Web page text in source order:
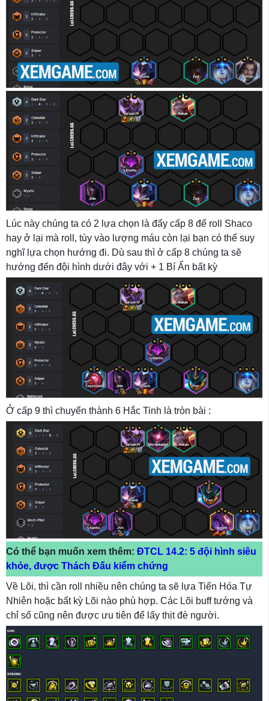
Lúc này chúng ta có 2 lựa chọn là đẩy cấp 8 để roll Shaco
hay ở lại mà roll, tùy vào lượng máu còn lại bạn có thể suy
nghĩ lựa chọn hướng đi. Dù sau thì ở cấp 8 chúng ta sẽ
hướng đến đội hình dưới đây với + 1 Bí Ẩn bất kỳ
Ở cấp 9 thì chuyển thành 6 Hắc Tinh là tròn bài :
Có thể bạn muốn xem thêm: ĐTCL 14.2: 5 đội hình siêu
khỏe, được Thách Đấu kiểm chứng
Về Lõi, thì cần roll nhiều nên chúng ta sẽ lựa Tiến Hóa Tự
Nhiên hoặc bất kỳ Lõi nào phù hợp. Các Lõi buff tướng và
chỉ số cũng nên được ưu tiên để lấy thịt đè người.